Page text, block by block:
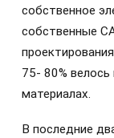
собственное
собственные
75- 80%
материалах.
В последние